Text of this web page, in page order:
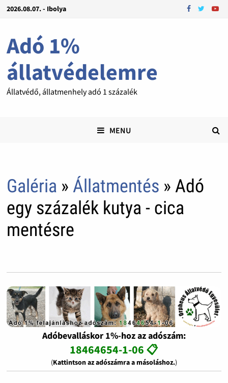
2026.08.07. - Ibolya
Adó 1%
állatvédelemre
Állatvédő, állatmenhely adó 1 százalék
MENU
Galéria » Állatmentés » Adó
egy százalék kutya - cica
mentésre
Adóbevalláskor 1%-hoz az adószám:
18464654-1-06 📋
(Kattintson az adószámra a másoláshoz.)